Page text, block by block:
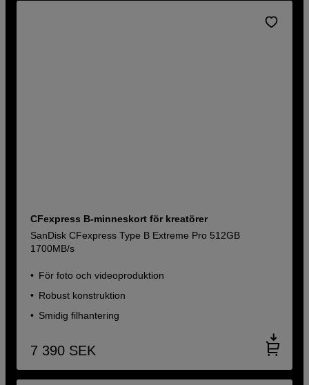
CFexpress B-minneskort för kreatörer
SanDisk CFexpress Type B Extreme Pro 512GB
1700MB/s
För foto och videoproduktion
Robust konstruktion
Smidig filhantering
7 390 SEK